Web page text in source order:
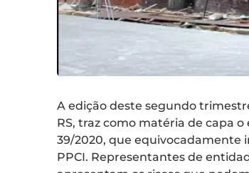
A edição deste segundo
RS, traz como matéria de capa
39/2020, que equivocadamente
PPCI. Representantes de